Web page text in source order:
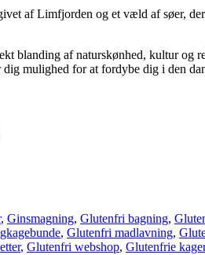
af Limfjorden og et væld af søer,
blanding af naturskønhed, kultur
mulighed for at fordybe dig i den
, Ginsmagning, Glutenfri bagning,
, Glutenfri madlavning,
, Glutenfri webshop, Glutenfrie kager